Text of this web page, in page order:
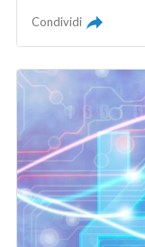
Condividi